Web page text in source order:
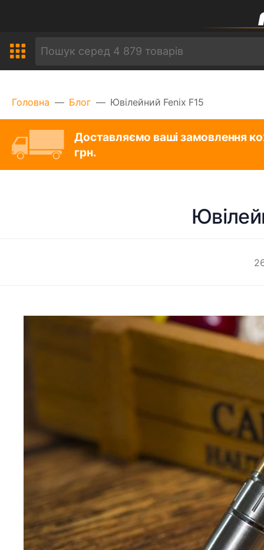
Головна Блог Ювілейний Fenix F15
Доставляємо ваші замовлення
грн.